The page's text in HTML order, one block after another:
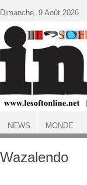
ACCUEIL
Wazalendo
Dimanche, 9 Août 2026
NEWS MONDE